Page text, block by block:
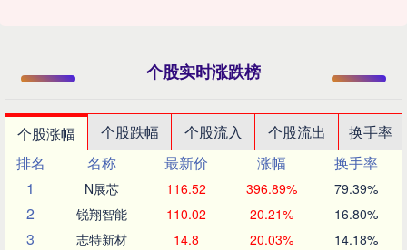
个股实时涨跌榜
个股涨幅 个股跌幅 个股流入 个股流出
换手率
排名
名称 最新价 涨幅
换手率
1
N展芯 116.52 396.89% 79.39%
2 锐翔智能 110.02 20.21% 16.80%
3 志特新材 14.8 20.03% 14.18%